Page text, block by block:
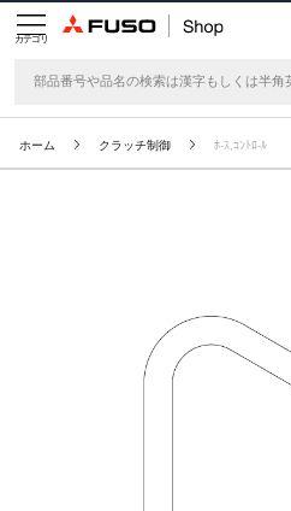
カテゴリ
ホーム クラッチ制御 ﾎ-ｽ,ｺﾝﾄﾛ-ﾙ